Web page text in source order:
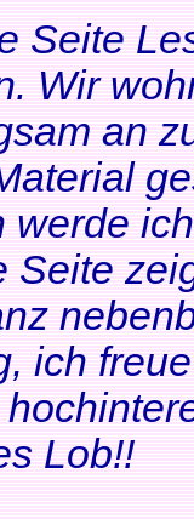
Seite
Wir
an
werde
Seite
ich
Lob!!